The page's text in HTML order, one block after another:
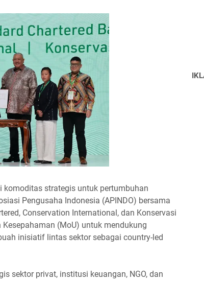
strategis untuk pertumbuhan
Pengusaha Indonesia (APINDO) bersama
Conservation International, dan Konservasi
(MoU) untuk mendukung
inisiatif lintas sektor sebagai country-led
sektor privat, institusi keuangan, NGO, dan